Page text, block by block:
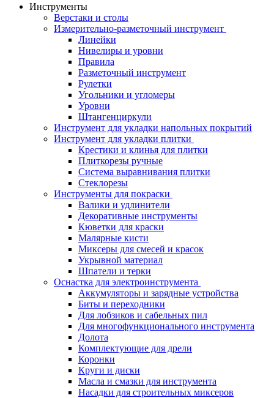
Инструменты
Верстаки и столы
Измерительно-разметочный инструмент
Линейки
Нивелиры и уровни
Правила
Разметочный инструмент
Рулетки
Угольники и угломеры
Уровни
Штангенциркули
Инструмент для укладки напольных покрытий
Инструмент для укладки плитки
Крестики и клинья для плитки
Плиткорезы ручные
Система выравнивания плитки
Стеклорезы
Инструменты для покраски
Валики и удлинители
Декоративные инструменты
Кюветки для краски
Малярные кисти
Миксеры для смесей и красок
Укрывной материал
Шпатели и терки
Оснастка для электроинструмента
Аккумуляторы и зарядные устройства
Биты и переходники
Для лобзиков и сабельных пил
Для многофункционального инструмента
Долота
Комплектующие для дрели
Коронки
Круги и диски
Масла и смазки для инструмента
Насадки для строительных миксеров